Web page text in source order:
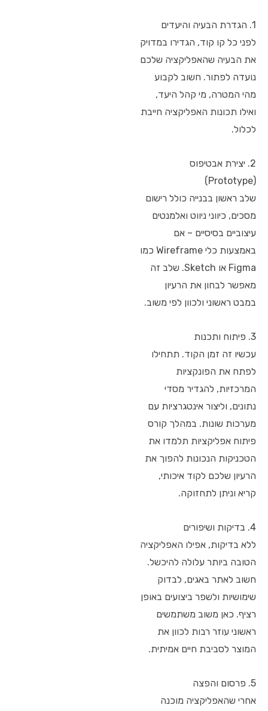
1. הגדרת הבעיה והיעדים
לפני כל קו קוד, הגדירו במדויק
את הבעיה שהאפליקציה שלכם
נועדה לפתור. חשוב לקבוע
מהי המטרה, מי קהל היעד,
ואילו תכונות האפליקציה חייבת
לכלול.
2. יצירת אבטיפוס
(Prototype)
שלב ראשון בבנייה כולל רישום
מסכים, כיווני ניווט ואלמנטים
עיצוביים בסיסיים – אם
באמצעות כלי Wireframe כמו
Figma או Sketch. שלב זה
מאפשר לבחון את הרעיון
במבט ראשוני ולכוון לפי משוב.
3. פיתוח ותכנות
עכשיו זה זמן הקוד. תתחילו
לפתח את הפונקציות
המרכזיות, להגדיר מסדי
נתונים, וליצור אינטגרציות עם
מערכות שונות. במהלך קורס
פיתוח אפליקציות תלמדו את
הטכניקות הנכונות להפוך את
הרעיון שלכם לקוד איכותי,
קריא וניתן לתחזוקה.
4. בדיקות ושיפורים
ללא בדיקות, אפילו האפליקציה
הטובה ביותר עלולה להיכשל.
חשוב לאתר באגים, לבדוק
שימושיות ולשפר ביצועים באופן
רציף. כאן משוב משתמשים
ראשוני עוזר רבות לכוון את
המוצר לסביבת חיים אמיתית.
5. פרסום והפצה
אחרי שהאפליקציה מוכנה